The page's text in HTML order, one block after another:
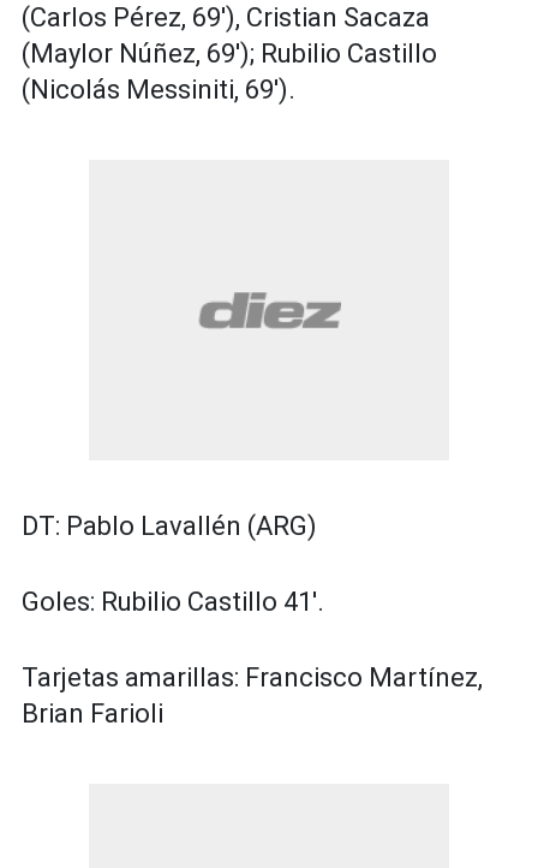
(Carlos Pérez, 69'), Cristian Sacaza
(Maylor Núñez, 69'); Rubilio Castillo
(Nicolás Messiniti, 69').
DT: Pablo Lavallén (ARG)
Goles: Rubilio Castillo 41'.
Tarjetas amarillas: Francisco Martínez,
Brian Farioli